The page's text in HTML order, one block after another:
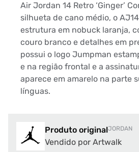
Air Jordan 14 Retro ‘Ginger’
silhueta de cano médio, o
estrutura em nobuck laranja,
couro branco e detalhes em
possui o logo Jumpman
e na região frontal e a
aparece em amarelo na parte
línguas.
Produto originalJORDAN
Vendido por Artwalk